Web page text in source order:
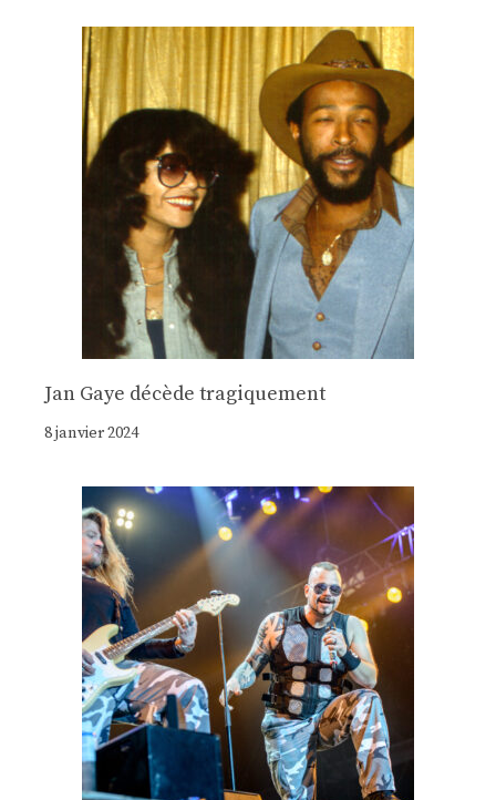
Jan Gaye décède tragiquement
8 janvier 2024